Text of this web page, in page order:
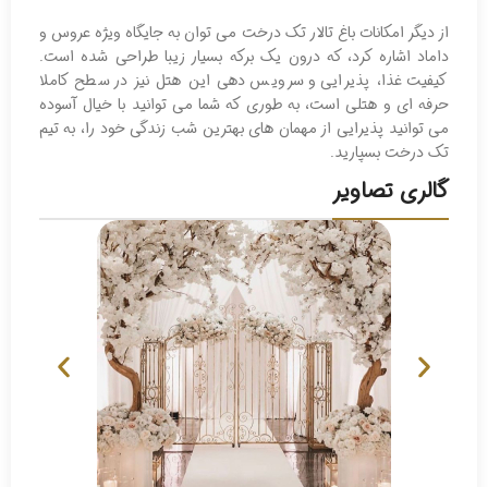
از دیگر امکانات باغ تالار تک درخت می توان به جایگاه ویژه عروس و
داماد اشاره کرد، که درون یک برکه بسیار زیبا طراحی شده است.
کیفیت غذا، پذیرایی و سرویس دهی این هتل نیز در سطح کاملا
حرفه ای و هتلی است، به طوری که شما می توانید با خیال آسوده
می توانید پذیرایی از مهمان های بهترین شب زندگی خود را، به تیم
تک درخت بسپارید.
گالری تصاویر